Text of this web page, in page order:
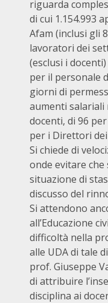
riguarda
di cui 1.154.993
Afam (inclusi gli
lavoratori dei
(esclusi i
per il personale
giorni di
aumenti salariali
docenti, di 96
per i Direttori
Si chiede di
onde evitare che
situazione di
discusso del
Si attendono
all’Educazione
difficoltà nella
alle UDA di tale
prof. Giuseppe
di attribuire
disciplina ai